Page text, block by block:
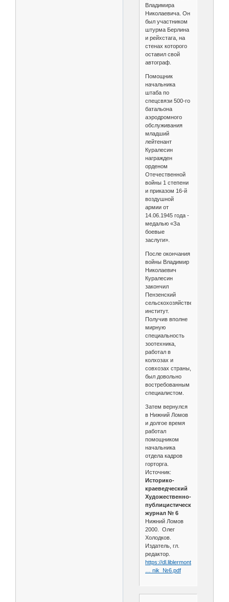
Владимира
Николаевича. Он
был участником
штурма Берлина
и рейхстага, на
стенах которого
оставил свой
автограф.
Помощник
начальника
штаба по
спецсвязи 500-го
батальона
аэродромного
обслуживания
младший
лейтенант
Куралесин
награжден
орденом
Отечественной
войны 1 степени
и приказом 16-й
воздушной
армии от
14.06.1945 года -
медалью «За
боевые
заслуги».
После окончания
войны Владимир
Николаевич
Куралесин
закончил
Пензенский
сельскохозяйственный
институт.
Получив вполне
мирную
специальность
зоотехника,
работал в
колхозах и
совхозах страны,
был довольно
востребованным
специалистом.
Затем вернулся
в Нижний Ломов
и долгое время
работал
помощником
начальника
отдела кадров
горторга.
Источник:
Историко-
краеведческий
Художественно-
публицистический
журнал № 6
Нижний Ломов
2000. Олег
Холодков.
Издатель, гл.
редактор.
https://dl.liblermont.ru/DL/
… nik_№6.pdf